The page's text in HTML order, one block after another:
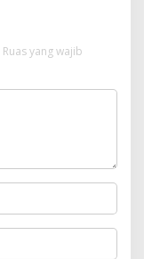
Ruas yang wajib